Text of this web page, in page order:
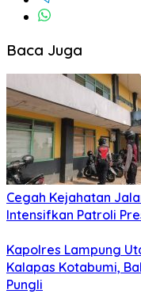
Baca Juga
Cegah Kejahatan
Intensifkan Patroli
Kapolres Lampung
Kalapas Kotabumi,
Pungli